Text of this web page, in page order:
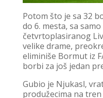
Potom što je sa 32
do 6. mesta, sa
četvrtoplasiranog
velike drame,
eliminiše Bormut iz
borbi za još jedan
Gubio je Njukasl,
produžecima na